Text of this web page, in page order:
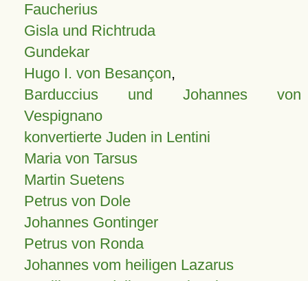
Faucherius
Gisla und Richtruda
Gundekar
Hugo I. von Besançon,
Barduccius und Johannes von
Vespignano
konvertierte Juden in Lentini
Maria von Tarsus
Martin Suetens
Petrus von Dole
Johannes Gontinger
Petrus von Ronda
Johannes vom heiligen Lazarus